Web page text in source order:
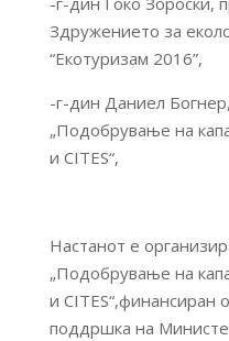
Здружението за
“Екотуризам 2016”,
-г-дин Даниел
„Подобрување на
и CITES“,
Настанот е
„Подобрување на
и CITES“,финансиран
поддршка на